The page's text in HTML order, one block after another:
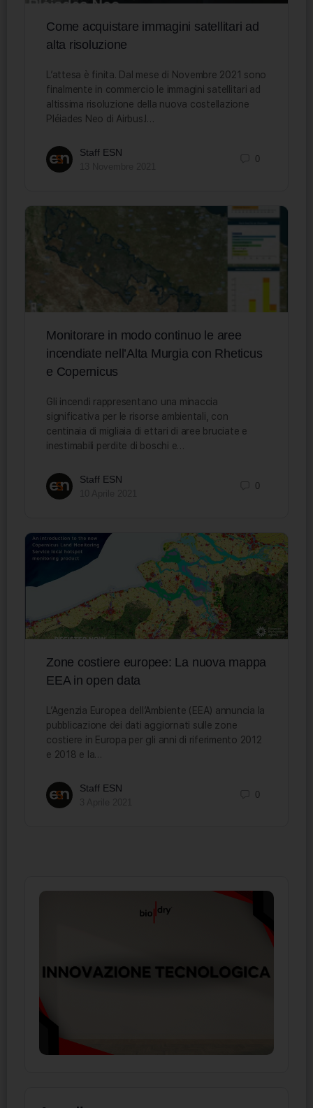
Come acquistare immagini satellitari ad
alta risoluzione
L’attesa è finita. Dal mese di Novembre 2021 sono
finalmente in commercio le immagini satellitari ad
altissima risoluzione della nuova costellazione
Pléiades Neo di Airbus.I…
Staff ESN
0
Monitorare in modo continuo le aree
incendiate nell’Alta Murgia con Rheticus
e Copernicus
Gli incendi rappresentano una minaccia
significativa per le risorse ambientali, con
centinaia di migliaia di ettari di aree bruciate e
inestimabili perdite di boschi e…
Staff ESN
0
Zone costiere europee: La nuova mappa
EEA in open data
L’Agenzia Europea dell’Ambiente (EEA) annuncia la
pubblicazione dei dati aggiornati sulle zone
costiere in Europa per gli anni di riferimento 2012
e 2018 e la…
Staff ESN
0